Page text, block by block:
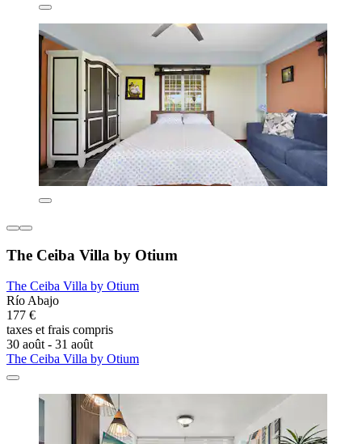
The Ceiba Villa by Otium
The Ceiba Villa by Otium
Río Abajo
177 €
taxes et frais compris
30 août - 31 août
The Ceiba Villa by Otium